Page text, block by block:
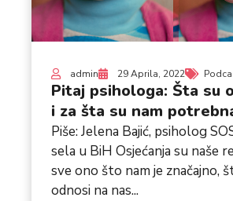
admin 29 Aprila, 2022
Pitaj psihologa: Šta su
i za šta su nam
Piše: Jelena Bajić, psiholog
sela u BiH Osjećanja su naše
sve ono što nam je značajno,
odnosi na nas...